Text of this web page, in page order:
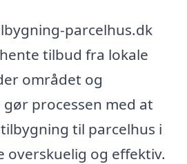
parcelhus.dk
tilbud fra lokale
området og
processen med at
til parcelhus i
overskuelig og effektiv.